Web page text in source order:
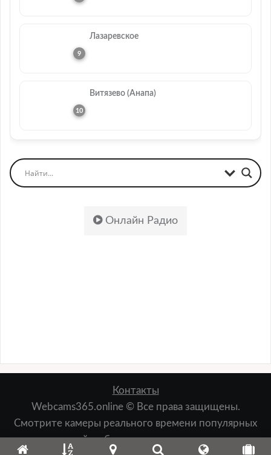
Лазаревское
Витязево (Анапа)
Онлайн Радио
Контакты
Webcams365.online © Все права защищены.
Смотрите камеры реального времени популярных
мест: пляжей, набережных, лыжных курортов,